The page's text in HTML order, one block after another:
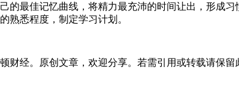
最佳记忆曲线，将精力最充沛的时间让出，形成习
熟悉程度，制定学习计划。
经。原创文章，欢迎分享。若需引用或转载请保留